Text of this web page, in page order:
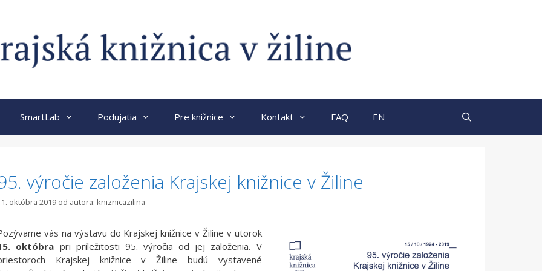
SmartLab Podujatia Pre knižnice Kontakt FAQ EN
výročie založenia Krajskej knižnice v Žiline
októbra 2019 od autora: kniznicazilina
vás na výstavu do Krajskej knižnice v Žiline v utorok
októbra pri príležitosti 95. výročia od jej založenia. V
Krajskej knižnice v Žiline budú vystavené